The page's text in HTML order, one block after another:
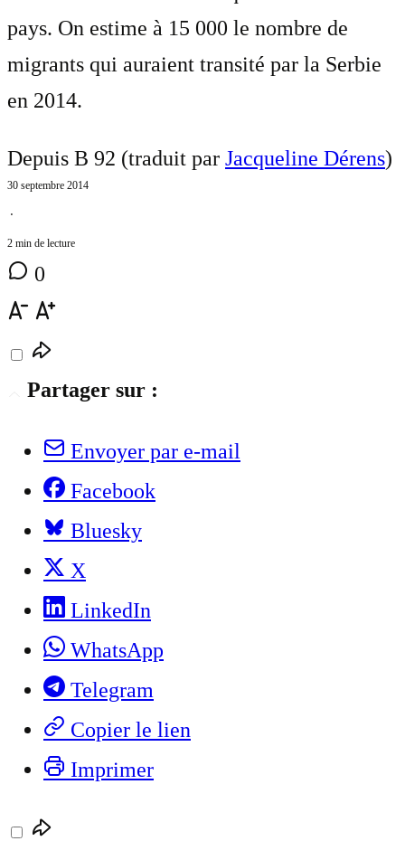
pays. On estime à 15 000 le nombre de
migrants qui auraient transité par la Serbie
en 2014.
Depuis B 92 (traduit par Jacqueline Dérens)
30 septembre 2014
⋅
2 min de lecture
0
Partager sur :
Envoyer par e-mail
Facebook
Bluesky
X
LinkedIn
WhatsApp
Telegram
Copier le lien
Imprimer